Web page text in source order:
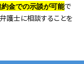
金での示談が可能で
護士に相談することを